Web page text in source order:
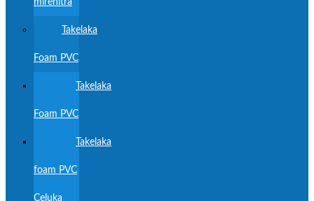
mirehitra
Takelaka
Foam PVC
Takelaka
Foam PVC
Takelaka
foam PVC
Celuka